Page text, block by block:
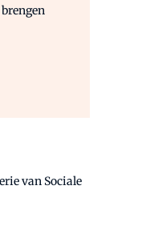
van Sociale